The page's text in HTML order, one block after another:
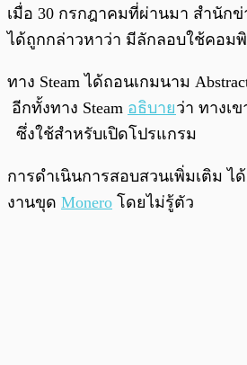
เมื่อ 30 กรกฎาคมที่ผ่านมา สำนักข่
ได้ถูกกล่าวหาว่า มีลักลอบใช้คอม
ทาง Steam ได้ถอนเกมนาม
อีกทั้งทาง Steam อธิบายว่า ทางเ
ซึ่งใช้สำหรับเปิดโปรแกรม
การดำเนินการสอบสวนเพิ่มเติม
งานขุด Monero โดยไม่รู้ตัว